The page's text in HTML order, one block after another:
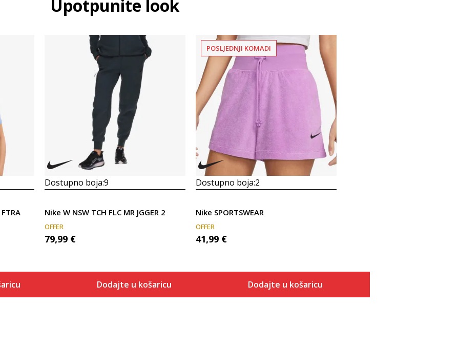
Upotpunite look
Dostupno boja:9
Nike W NSW TCH FLC MR JGGER 2
OFFER
79,99 €
Dodajte u košaricu
POSLJEDNJI KOMADI
Dostupno boja:2
Nike SPORTSWEAR
OFFER
41,99 €
Dodajte u košaricu